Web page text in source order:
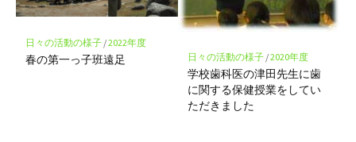
日々の活動の様子/2022年度
春の第一っ子班遠足 日々の活動の様子/2020年度
学校歯科医の津田先生に歯
に関する保健授業をしてい
ただきました